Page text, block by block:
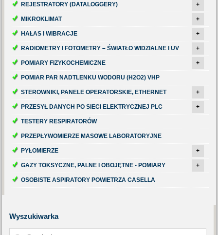
REJESTRATORY (DATALOGGERY) +
MIKROKLIMAT +
HAŁAS I WIBRACJE +
RADIOMETRY I FOTOMETRY – ŚWIATŁO WIDZIALNE I UV +
POMIARY FIZYKOCHEMICZNE +
POMIAR PAR NADTLENKU WODORU (H2O2) VHP
STEROWNIKI, PANELE OPERATORSKIE, ETHERNET +
PRZESYŁ DANYCH PO SIECI ELEKTRYCZNEJ PLC +
TESTERY RESPIRATORÓW
PRZEPŁYWOMIERZE MASOWE LABORATORYJNE
PYŁOMIERZE +
GAZY TOKSYCZNE, PALNE I OBOJĘTNE - POMIARY +
OSOBISTE ASPIRATORY POWIETRZA CASELLA
Wyszukiwarka